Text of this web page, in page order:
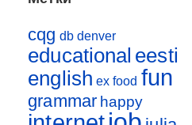
cqg db denver
educational eesti
english ex food fun
grammar happy